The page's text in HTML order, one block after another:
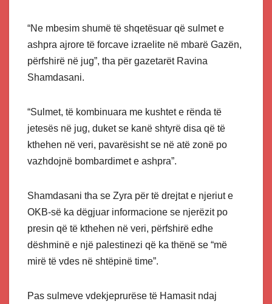
“Ne mbesim shumë të shqetësuar që sulmet e
ashpra ajrore të forcave izraelite në mbarë Gazën,
përfshirë në jug”, tha për gazetarët Ravina
Shamdasani.
“Sulmet, të kombinuara me kushtet e rënda të
jetesës në jug, duket se kanë shtyrë disa që të
kthehen në veri, pavarësisht se në atë zonë po
vazhdojnë bombardimet e ashpra”.
Shamdasani tha se Zyra për të drejtat e njeriut e
OKB-së ka dëgjuar informacione se njerëzit po
presin që të kthehen në veri, përfshirë edhe
dëshminë e një palestinezi që ka thënë se “më
mirë të vdes në shtëpinë time”.
Pas sulmeve vdekjeprurëse të Hamasit ndaj